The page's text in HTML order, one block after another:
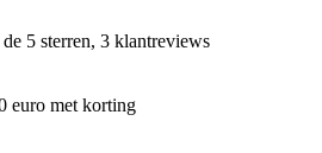
5 sterren, 3 klantreviews
euro met korting